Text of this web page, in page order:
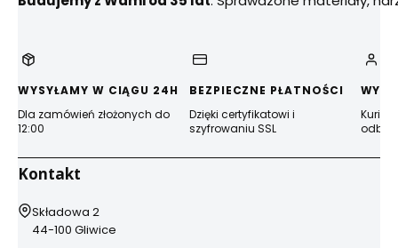
WYSYŁAMY W CIĄGU 24H
Dla zamówień złożonych do
12:00
BEZPIECZNE PŁATNOŚCI
Dzięki certyfikatowi i
szyfrowaniu SSL
Kontakt
Adres:
Składowa 2
44-100 Gliwice